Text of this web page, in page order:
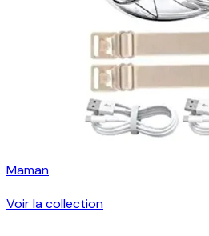
Maman
Voir la collection